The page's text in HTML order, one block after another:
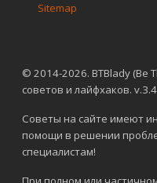
© 2014-2026. BTBlady (Be
советов и лайфхаков. v.3.4
Советы на сайте имеют
помощи в решении
специалистам!
Sitemap